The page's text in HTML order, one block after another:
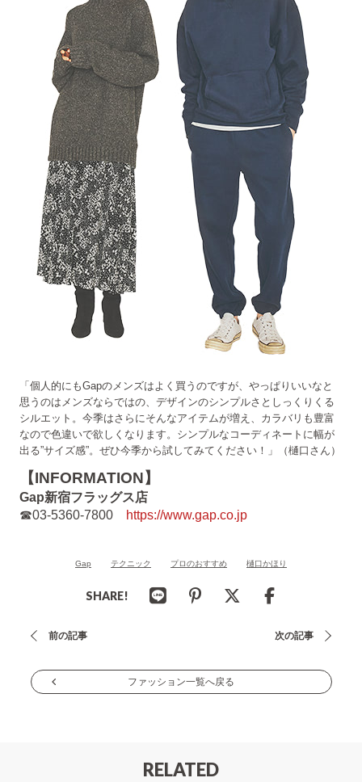
「個人的にもGapのメンズはよく買うのですが、やっぱりいいなと
思うのはメンズならではの、デザインのシンプルさとしっくりくる
シルエット。今季はさらにそんなアイテムが増え、カラバリも豊富
なので色違いで欲しくなります。シンプルなコーディネートに幅が
出る”サイズ感”。ぜひ今季から試してみてください！」（樋口さん）
【INFORMATION】
Gap新宿フラッグス店
☎03-5360-7800
https://www.gap.co.jp
Gap テクニック プロのおすすめ 樋口かほり
SHARE!
投
ナ
前の記事 次の記事
ファッション一覧へ戻る
RELATED